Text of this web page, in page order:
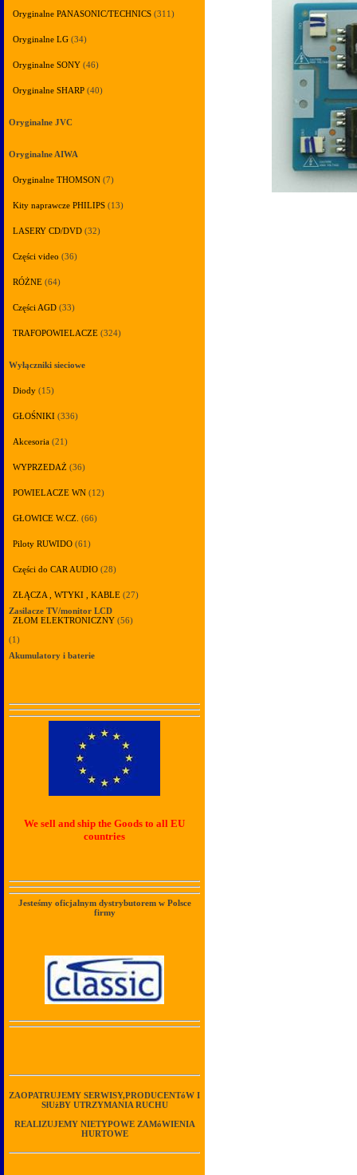
Oryginalne PANASONIC/TECHNICS (311)
Oryginalne LG (34)
Oryginalne SONY (46)
Oryginalne SHARP (40)
Oryginalne JVC
Oryginalne AIWA
Oryginalne THOMSON (7)
Kity naprawcze PHILIPS (13)
LASERY CD/DVD (32)
Części video (36)
RÓŻNE (64)
Części AGD (33)
TRAFOPOWIELACZE (324)
Wyłączniki sieciowe
Diody (15)
GŁOŚNIKI (336)
Akcesoria (21)
WYPRZEDAŻ (36)
POWIELACZE WN (12)
GŁOWICE W.CZ. (66)
Piloty RUWIDO (61)
Części do CAR AUDIO (28)
ZŁĄCZA , WTYKI , KABLE (27)
Zasilacze TV/monitor LCD
ZŁOM ELEKTRONICZNY (56)
(1)
Akumulatory i baterie
We sell and ship the Goods to all EU
countries
Jesteśmy oficjalnym dystrybutorem w Polsce
firmy
ZAOPATRUJEMY SERWISY,PRODUCENTóW I
SłUżBY UTRZYMANIA RUCHU
REALIZUJEMY NIETYPOWE ZAMóWIENIA
HURTOWE